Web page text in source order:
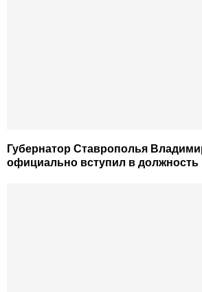
Губернатор Ставрополья
официально вступил в должность